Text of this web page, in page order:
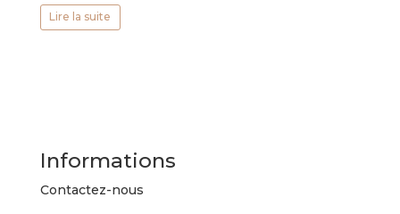
Lire la suite
Informations
Contactez-nous